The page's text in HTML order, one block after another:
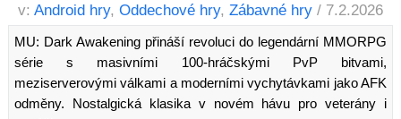
v: Android hry, Oddechové hry, Zábavné hry / 7.2.2026
MU: Dark Awakening přináší revoluci do legendární MMORPG
série s masivními 100-hráčskými PvP bitvami,
meziserverovými válkami a moderními vychytávkami jako AFK
odměny. Nostalgická klasika v novém hávu pro veterány i